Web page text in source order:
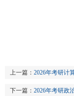
上一篇： 2026年考研计
下一篇： 2026年考研政